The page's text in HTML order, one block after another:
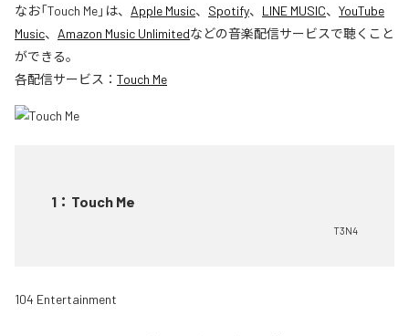
なお「Touch Me」は、 Apple Music、 Spotify、 LINE MUSIC、 YouTube
Music、 Amazon Music Unlimitedなどの音楽配信サービスで聴くこと
ができる。
各配信サービス： Touch Me
1 ： Touch Me
T3N4
104 Entertainment